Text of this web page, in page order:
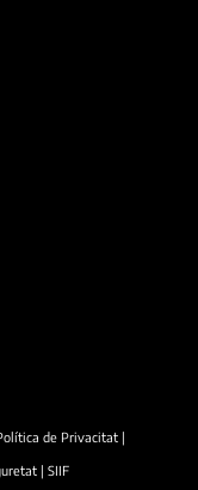
de Privacitat|
SIIF